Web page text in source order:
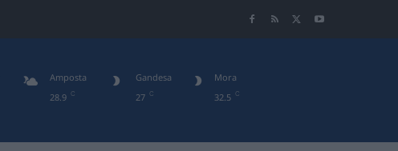
28.9 C
Amposta
27 C
Gandesa
32.5 C
Mora